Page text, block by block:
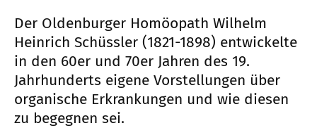
Der Oldenburger Homöopath Wilhelm
Heinrich Schüssler (1821-1898) entwickelte
in den 60er und 70er Jahren des 19.
Jahrhunderts eigene Vorstellungen über
organische Erkrankungen und wie diesen
zu begegnen sei.